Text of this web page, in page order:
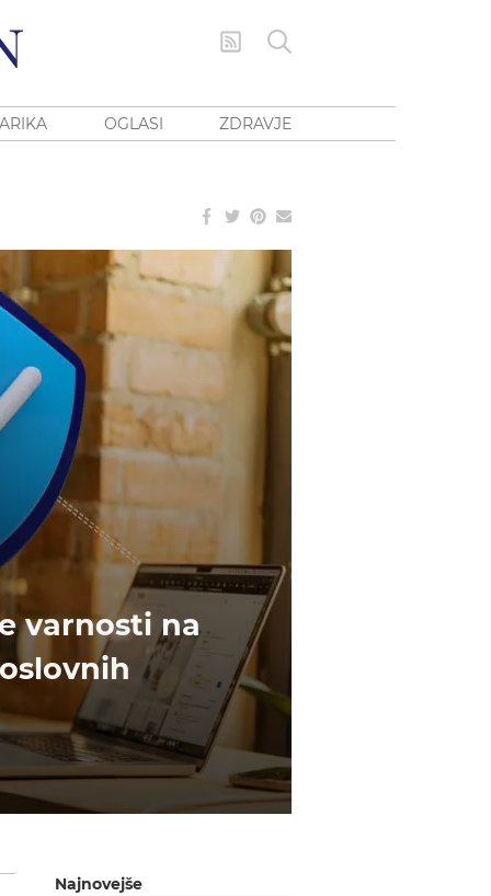
OGLASI ZDRAVJE
varnosti na
Najnovejše